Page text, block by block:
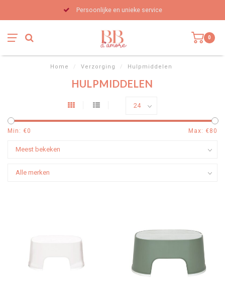
Persoonlijke en unieke service
0
Home / Verzorging / Hulpmiddelen
HULPMIDDELEN
Min: €0 Max: €80